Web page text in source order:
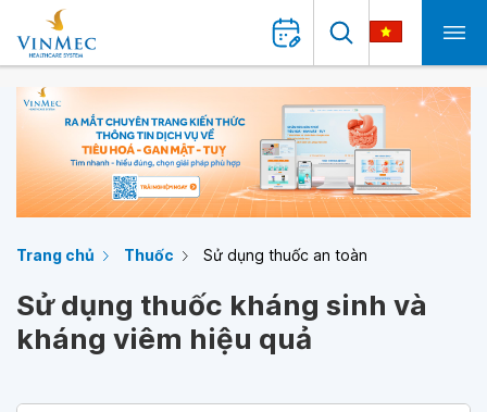
Trang chủ Thuốc Sử dụng thuốc an toàn
Sử dụng thuốc kháng sinh và
kháng viêm hiệu quả